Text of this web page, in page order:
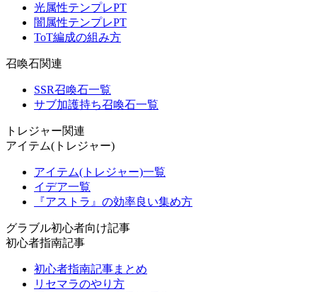
光属性テンプレPT
闇属性テンプレPT
ToT編成の組み方
召喚石関連
SSR召喚石一覧
サブ加護持ち召喚石一覧
トレジャー関連
アイテム(トレジャー)
アイテム(トレジャー)一覧
イデア一覧
『アストラ』の効率良い集め方
グラブル初心者向け記事
初心者指南記事
初心者指南記事まとめ
リセマラのやり方